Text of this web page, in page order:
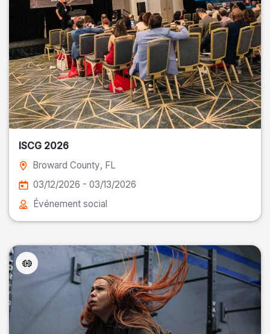
ISCG 2026
Broward County, FL
03/12/2026 - 03/13/2026
Événement social